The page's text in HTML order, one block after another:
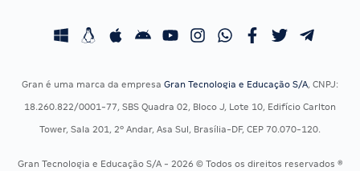
Concursos Fiscais
Concursos Saúde
Calendário OAB
Gran é uma marca da empresa Gran Tecnologia e Educação S/A, CNPJ:
18.260.822/0001-77, SBS Quadra 02, Bloco J, Lote 10, Edifício Carlton
Tower, Sala 201, 2º Andar, Asa Sul, Brasília-DF, CEP 70.070-120.
Gran Tecnologia e Educação S/A - 2026 © Todos os direitos reservados ®